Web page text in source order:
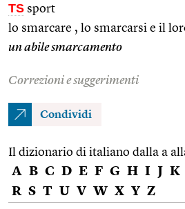
TS sport
lo smarcare , lo smarcarsi e il
un abile smarcamento
Correzioni e suggerimenti
Condividi
Il dizionario di italiano dalla a
A B C D E F G H I J K
R S T U V W X Y Z